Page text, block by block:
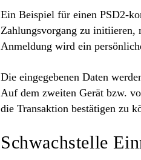
Ein Beispiel für einen PSD2-
Zahlungsvorgang zu initiieren,
Anmeldung wird ein
Die eingegebenen Daten
Auf dem zweiten Gerät bzw.
die Transaktion bestätigen zu
Schwachstelle